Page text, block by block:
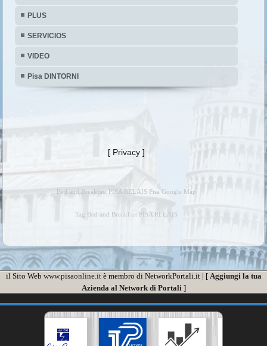
PLUS
SERVICIOS
VIDEO
Pisa DINTORNI
[ Privacy ]
Bed and Breakfast PISA RELAIS Pisa Google Map
Tag Bed and Breakfast PISA RELAIS
il Sito Web www.pisaonline.itè membro di NetworkPortali.it | [ Aggiungi la tua
Azienda al Network di Portali]